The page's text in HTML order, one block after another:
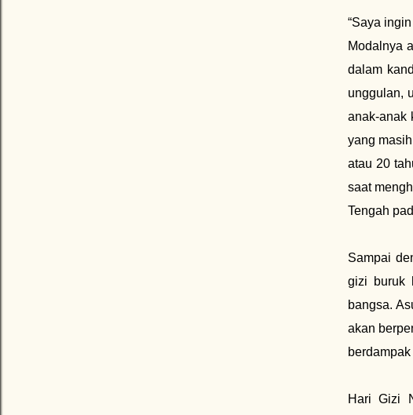
“Saya
Modalnya
dalam
unggulan,
anak-anak
yang
atau 20
saat
Tengah
Sampai
gizi buruk
bangsa.
akan
Hari Gizi